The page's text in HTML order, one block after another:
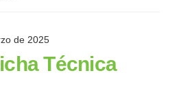
de 2025
Técnica